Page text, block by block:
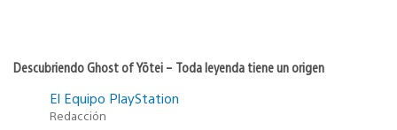
Descubriendo Ghost of Yōtei – Toda leyenda tiene un origen
El Equipo PlayStation
Redacción